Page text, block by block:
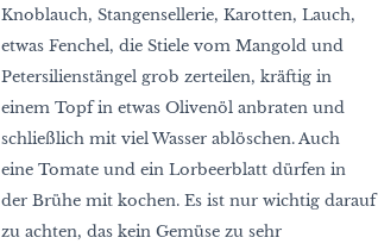
Knoblauch, Stangensellerie, Karotten, Lauch,
etwas Fenchel, die Stiele vom Mangold und
Petersilienstängel grob zerteilen, kräftig in
einem Topf in etwas Olivenöl anbraten und
schließlich mit viel Wasser ablöschen. Auch
eine Tomate und ein Lorbeerblatt dürfen in
der Brühe mit kochen. Es ist nur wichtig darauf
zu achten, das kein Gemüse zu sehr